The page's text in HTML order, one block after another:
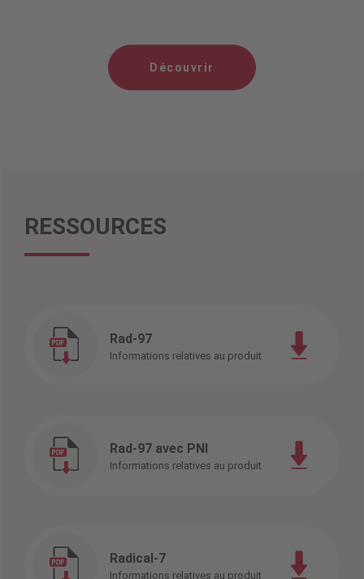
Découvrir
RESSOURCES
Rad-97
Informations relatives au produit
Rad-97 avec PNI
Informations relatives au produit
Radical-7
Informations relatives au produit